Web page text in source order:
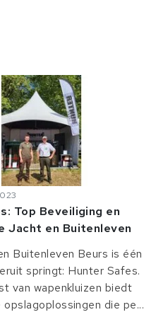
Top Beveiliging en
Jacht en Buitenleven
Buitenleven Beurs is één
springt: Hunter Safes.
van wapenkluizen biedt
die pe...